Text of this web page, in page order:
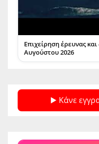
Επιχείρηση έρευνας
Αυγούστου 2026
▶️ Κάνε